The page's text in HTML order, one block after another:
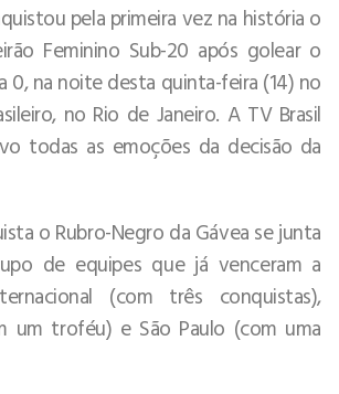
pela primeira vez na história o
Feminino Sub-20 após golear o
0, na noite desta quinta-feira (14) no
no Rio de Janeiro. A TV Brasil
todas as emoções da decisão da
o Rubro-Negro da Gávea se junta
de equipes que já venceram a
(com três conquistas),
um troféu) e São Paulo (com uma